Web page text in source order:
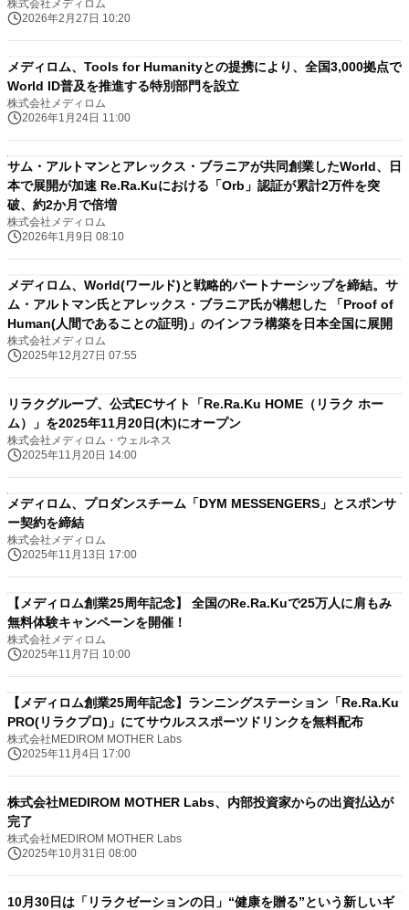
株式会社メディロム
2026年2月27日 10:20
メディロム、Tools for Humanityとの提携により、全国3,000拠点で
World ID普及を推進する特別部門を設立
株式会社メディロム
2026年1月24日 11:00
サム・アルトマンとアレックス・ブラニアが共同創業したWorld、日
本で展開が加速 Re.Ra.Kuにおける「Orb」認証が累計2万件を突
破、約2か月で倍増
株式会社メディロム
2026年1月9日 08:10
メディロム、World(ワールド)と戦略的パートナーシップを締結。サ
ム・アルトマン氏とアレックス・ブラニア氏が構想した 「Proof of
Human(人間であることの証明)」のインフラ構築を日本全国に展開
株式会社メディロム
2025年12月27日 07:55
リラクグループ、公式ECサイト「Re.Ra.Ku HOME（リラク ホー
ム）」を2025年11月20日(木)にオープン
株式会社メディロム・ウェルネス
2025年11月20日 14:00
メディロム、プロダンスチーム「DYM MESSENGERS」とスポンサ
ー契約を締結
株式会社メディロム
2025年11月13日 17:00
【メディロム創業25周年記念】 全国のRe.Ra.Kuで25万人に肩もみ
無料体験キャンペーンを開催！
株式会社メディロム
2025年11月7日 10:00
【メディロム創業25周年記念】ランニングステーション「Re.Ra.Ku
PRO(リラクプロ)」にてサウルススポーツドリンクを無料配布
株式会社MEDIROM MOTHER Labs
2025年11月4日 17:00
株式会社MEDIROM MOTHER Labs、内部投資家からの出資払込が
完了
株式会社MEDIROM MOTHER Labs
2025年10月31日 08:00
10月30日は「リラクゼーションの日」“健康を贈る”という新しいギ